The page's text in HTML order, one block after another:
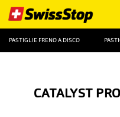
PASTIGLIE FRENO A DISCO
CATALYST PRO